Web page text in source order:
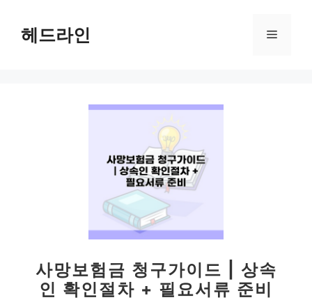
헤드라인 메
사망보험금 청구가이드 | 상속
인 확인절차 + 필요서류 준비